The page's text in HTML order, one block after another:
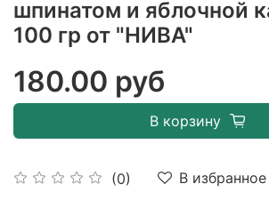
шпинатом и яблочной
100 гр от "НИВА"
(0) В избранное
180.00 руб
В корзину